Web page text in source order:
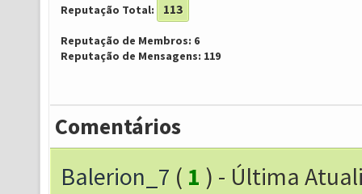
Reputação Total: 113
Reputação de Membros: 6
Reputação de Mensagens: 119
Comentários
Balerion_7 ( 1 ) - Última